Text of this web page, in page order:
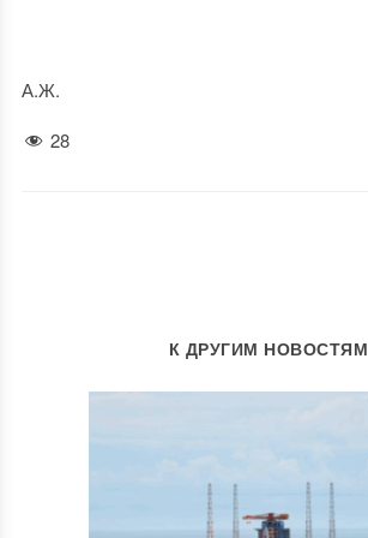
А.Ж.
28
К ДРУГИМ НОВОСТЯМ